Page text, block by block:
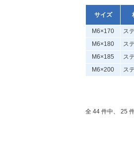
サイズ
M6×170 ス
M6×180
ス
M6×185
ス
M6×200
ス
全 44 件中、 25